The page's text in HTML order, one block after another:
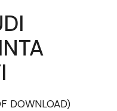
DOWNLOAD)